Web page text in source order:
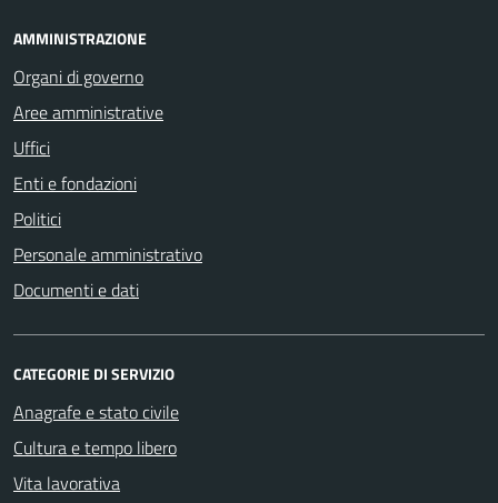
AMMINISTRAZIONE
Organi di governo
Aree amministrative
Uffici
Enti e fondazioni
Politici
Personale amministrativo
Documenti e dati
CATEGORIE DI SERVIZIO
Anagrafe e stato civile
Cultura e tempo libero
Vita lavorativa